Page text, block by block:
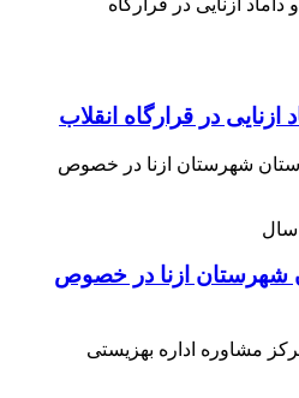
در قرارگاه انقلاب
سال
شهرستان ازنا در خصوص